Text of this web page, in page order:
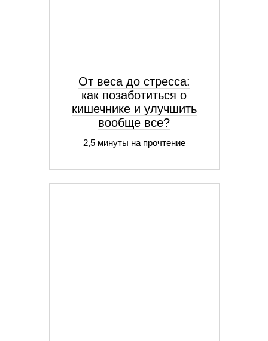
От веса до стресса:
как позаботиться о
кишечнике и улучшить
вообще все?
2,5 минуты на прочтение